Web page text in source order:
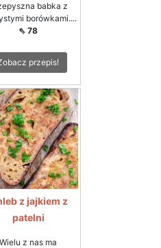
babka z
borówkami....
⇖ 78
przepis!
z jajkiem z
patelni
Wielu z nas ma